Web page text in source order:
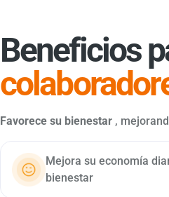
Beneficios
Favorece su bienestar ,
Mejora su economía
bienestar